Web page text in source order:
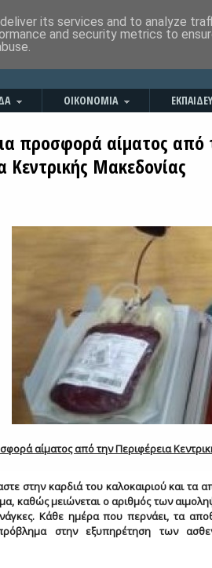
ΟΙΚΟΝΟΜΙΑ
προσφορά αίματος από
Κεντρικής Μακεδονίας
αίματος από την Περιφέρεια
στην καρδιά του καλοκαιριού και τα
καθώς μειώνεται ο αριθμός των
Κάθε ημέρα που περνάει, τα
πρόβλημα στην εξυπηρέτηση των
its services and to analyze
and security metrics to